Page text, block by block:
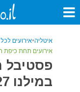
איטליה•אירועים
אירועים תחת כיפת
פסטיבל
במילנו 2027